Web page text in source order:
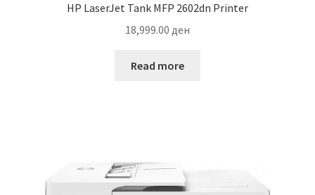
HP LaserJet Tank MFP 2602dn Printer
18,999.00 ден
Read more